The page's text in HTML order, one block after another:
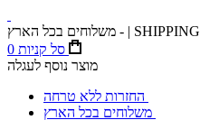
משלוחים בכל הארץ - | SHIPPING
0 סל קניות
מוצר נוסף לעגלה